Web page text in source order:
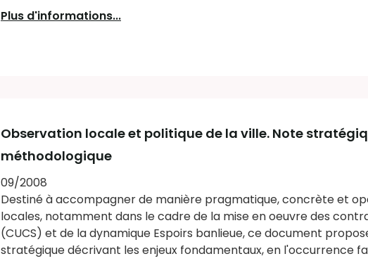
Plus d'informations...
Observation locale et politique de la ville. Note
méthodologique
09/2008
Destiné à accompagner de manière pragmatique, concrète et
locales, notamment dans le cadre de la mise en oeuvre des
(CUCS) et de la dynamique Espoirs banlieue, ce document
stratégique décrivant les enjeux fondamentaux, en l'occurrence